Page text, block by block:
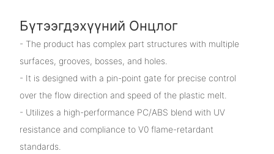
Бүтээгдэхүүний Онцлог
- The product has complex part structures with multiple
surfaces, grooves, bosses, and holes.
- It is designed with a pin-point gate for precise control
over the flow direction and speed of the plastic melt.
- Utilizes a high-performance PC/ABS blend with UV
resistance and compliance to V0 flame-retardant
standards.